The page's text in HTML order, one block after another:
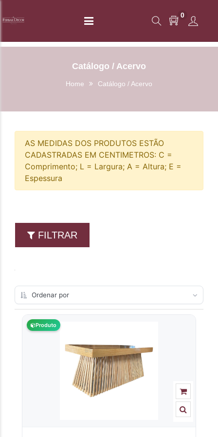
0
Catálogo / Acervo
Home Catálogo / Acervo
AS MEDIDAS DOS PRODUTOS ESTÃO
CADASTRADAS EM CENTIMETROS: C =
Comprimento; L = Largura; A = Altura; E =
Espessura
FILTRAR
Produto